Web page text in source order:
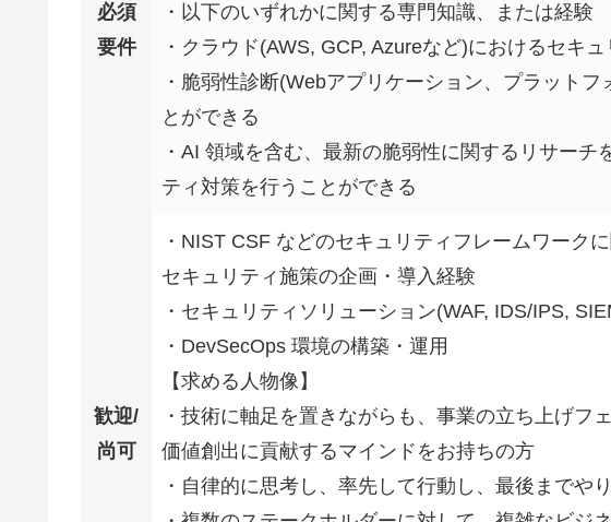
必須
要件
・以下のいずれかに関する専門知識、または経験
・クラウド(AWS, GCP, Azureなど)におけるセキ
・脆弱性診断(Webアプリケーション、プラット
とができる
・AI 領域を含む、最新の脆弱性に関するリサーチ
ティ対策を行うことができる
歓迎/
尚可
・NIST CSF などのセキュリティフレームワーク
セキュリティ施策の企画・導入経験
・セキュリティソリューション(WAF, IDS/IPS,
・DevSecOps 環境の構築・運用
【求める人物像】
・技術に軸足を置きながらも、事業の立ち上げフ
価値創出に貢献するマインドをお持ちの方
・自律的に思考し、率先して行動し、最後までや